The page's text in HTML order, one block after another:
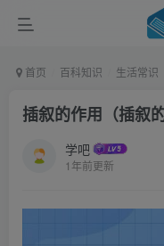
首页 百科知识 生活常识
插叙的作用（插叙
学吧
1年前更新